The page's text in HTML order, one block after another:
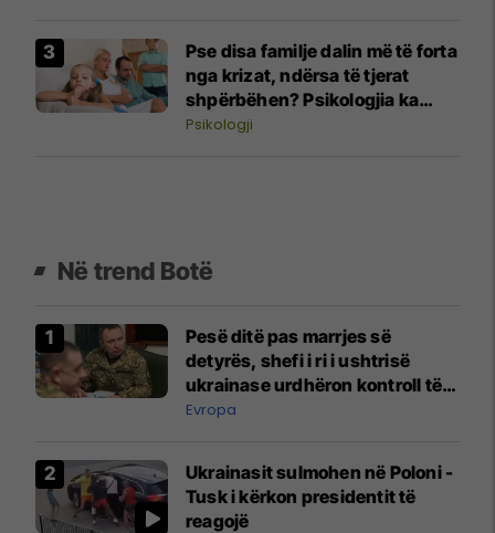
Pse disa familje dalin më të forta
nga krizat, ndërsa të tjerat
shpërbëhen? Psikologjia ka
përgjigjen
Psikologji
Në trend Botë
Pesë ditë pas marrjes së
detyrës, shefi i ri i ushtrisë
ukrainase urdhëron kontroll të
madh
Evropa
Ukrainasit sulmohen në Poloni -
Tusk i kërkon presidentit të
reagojë